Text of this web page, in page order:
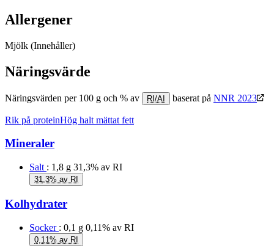
Allergener
Mjölk (Innehåller)
Näringsvärde
Näringsvärden per 100 g och % av RI/AI baserat på NNR 2023
Rik på proteinHög halt mättat fett
Mineraler
Salt : 1,8 g 31,3% av RI
31,3% av RI
Kolhydrater
Socker : 0,1 g 0,11% av RI
0,11% av RI